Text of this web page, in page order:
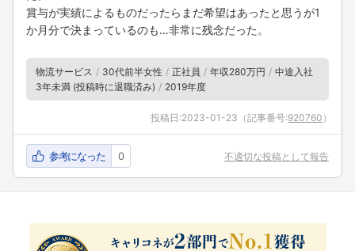
賞与が実績によるものだったらまだ希望はあったと思うが1
か月分で決まっているのも…非常に残念だった。
物流サービス 30代前半女性 正社員 年収280万円
中途入社
3年未満 (投稿時に退職済み)
2019年度
投稿日:2023-01-23 （記事番号:920760 ）
参考になった 0 不適切な投稿として報告